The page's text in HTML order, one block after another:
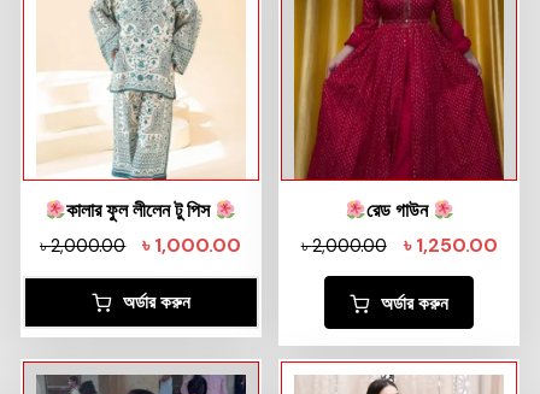
কালার ফুল লীলেন টু পিস
৳2,000.00 ৳1,000.00
অর্ডার করুন
রেড গাউন
৳2,000.00 ৳1,250.00
অর্ডার করুন